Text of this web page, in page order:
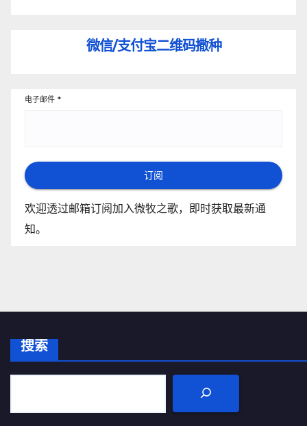
微信/支付宝二维码撒种
电子邮件 *
订阅
欢迎透过邮箱订阅加入微牧之歌，即时获取最新通
知。
搜索